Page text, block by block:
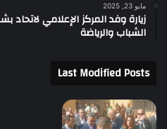
مايو 23, 2025
زيارة وفد المركز الإعلامي لاتحاد
الشباب والرياضة
Last Modified Posts